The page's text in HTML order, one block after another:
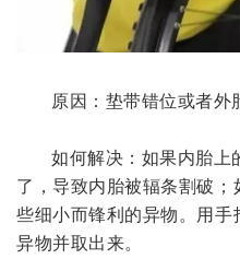
原因：垫带错位或者外
如何解决：如果内胎上
了，导致内胎被辐条割破
些细小而锋利的异物。用
异物并取出来。